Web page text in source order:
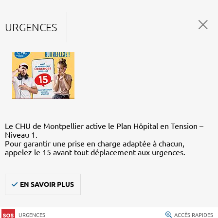
URGENCES
Le CHU de Montpellier active le Plan Hôpital en Tension –
Niveau 1.
Pour garantir une prise en charge adaptée à chacun,
appelez le 15 avant tout déplacement aux urgences.
EN SAVOIR PLUS
URGENCES ACCÈS RAPIDES